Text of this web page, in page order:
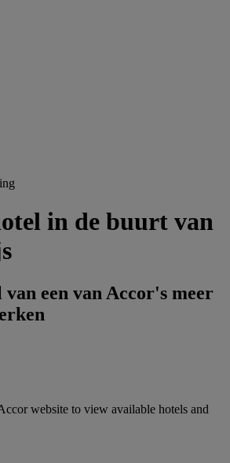
in de buurt van
van een van Accor's meer
website to view available hotels and